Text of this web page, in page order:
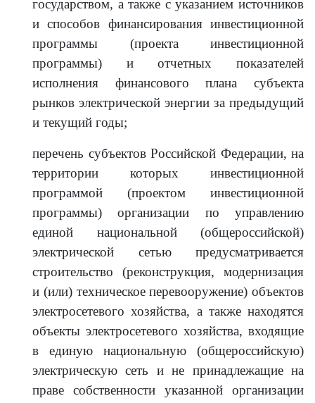
государством, а также с указанием источников
и способов финансирования инвестиционной
программы (проекта инвестиционной
программы) и отчетных показателей
исполнения финансового плана субъекта
рынков электрической энергии за предыдущий
и текущий годы;
перечень субъектов Российской Федерации, на
территории которых инвестиционной
программой (проектом инвестиционной
программы) организации по управлению
единой национальной (общероссийской)
электрической сетью предусматривается
строительство (реконструкция, модернизация
и (или) техническое перевооружение) объектов
электросетевого хозяйства, а также находятся
объекты электросетевого хозяйства, входящие
в единую национальную (общероссийскую)
электрическую сеть и не принадлежащие на
праве собственности указанной организации